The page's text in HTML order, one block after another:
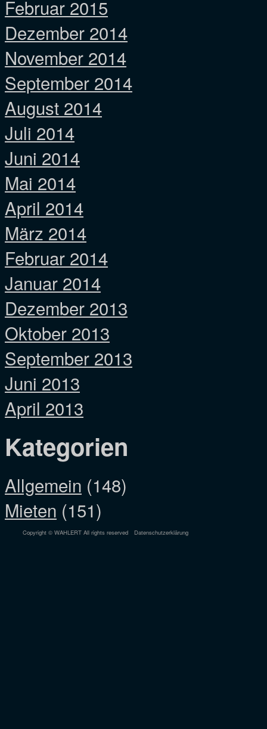
Februar 2015
Dezember 2014
November 2014
September 2014
August 2014
Juli 2014
Juni 2014
Mai 2014
April 2014
März 2014
Februar 2014
Januar 2014
Dezember 2013
Oktober 2013
September 2013
Juni 2013
April 2013
Kategorien
Allgemein (148)
Mieten (151)
Copyright © WAHLERT All rights reserved Datenschutzerklärung